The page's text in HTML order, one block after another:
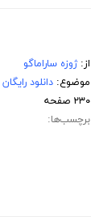
از:ژوزه ساراماگو
موضوع:دانلود
۲۳۰ صفحه
برچسب‌ها: